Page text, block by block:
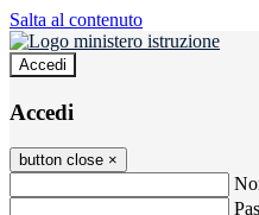
Salta al contenuto
Accedi
Accedi
button close ×